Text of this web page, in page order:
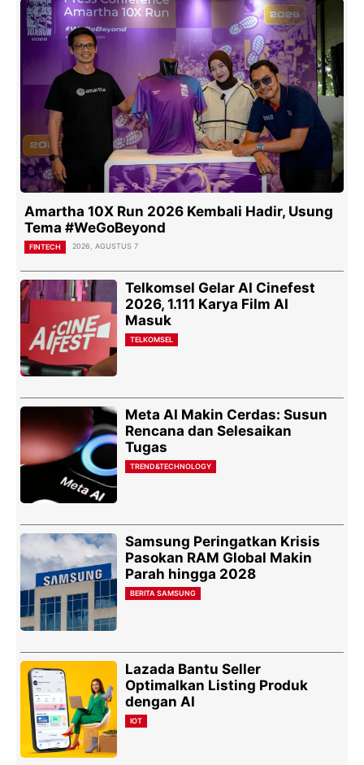
Amartha 10X Run 2026 Kembali Hadir, Usung
Tema #WeGoBeyond
FINTECH 2026, AGUSTUS 7
Telkomsel Gelar AI Cinefest
2026, 1.111 Karya Film AI
Masuk
TELKOMSEL
Meta AI Makin Cerdas: Susun
Rencana dan Selesaikan
Tugas
TREND&TECHNOLOGY
Samsung Peringatkan Krisis
Pasokan RAM Global Makin
Parah hingga 2028
BERITA SAMSUNG
Lazada Bantu Seller
Optimalkan Listing Produk
dengan AI
IOT